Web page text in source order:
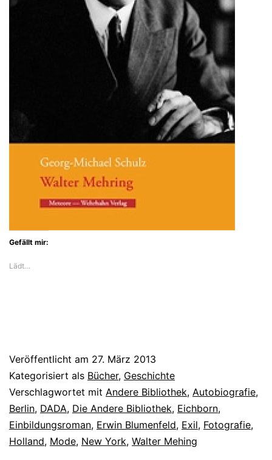
Gefällt mir:
Lädt…
Veröffentlicht am 27. März 2013
Kategorisiert als Bücher, Geschichte
Verschlagwortet mit Andere Bibliothek, Autobiografie,
Berlin, DADA, Die Andere Bibliothek, Eichborn,
Einbildungsroman, Erwin Blumenfeld, Exil, Fotografie,
Holland, Mode, New York, Walter Mehing